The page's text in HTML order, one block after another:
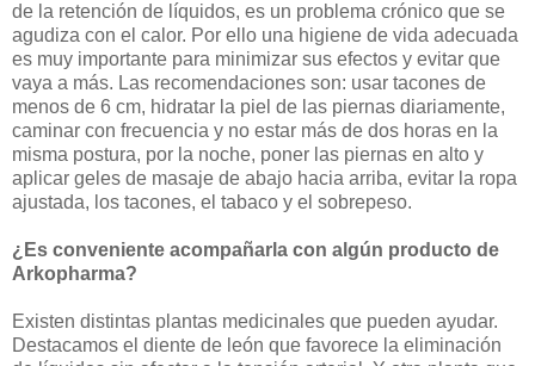
de la retención de líquidos, es un problema crónico que se
agudiza con el calor. Por ello una higiene de vida adecuada
es muy importante para minimizar sus efectos y evitar que
vaya a más. Las recomendaciones son: usar tacones de
menos de 6 cm, hidratar la piel de las piernas diariamente,
caminar con frecuencia y no estar más de dos horas en la
misma postura, por la noche, poner las piernas en alto y
aplicar geles de masaje de abajo hacia arriba, evitar la ropa
ajustada, los tacones, el tabaco y el sobrepeso.
¿Es conveniente acompañarla con algún producto de
Arkopharma?
Existen distintas plantas medicinales que pueden ayudar.
Destacamos el diente de león que favorece la eliminación